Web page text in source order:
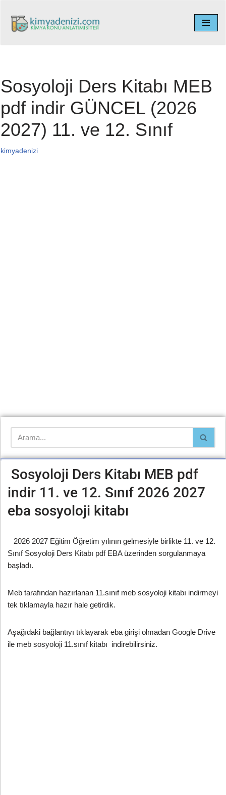
İçeriğe
Sosyoloji Ders Kitabı MEB
pdf indir GÜNCEL (2026
2027) 11. ve 12. Sınıf
kimyadenizi
Sosyoloji Ders Kitabı MEB pdf
indir 11. ve 12. Sınıf 2026 2027
eba sosyoloji kitabı
2026 2027 Eğitim Öğretim yılının gelmesiyle birlikte 11. ve 12.
Sınıf Sosyoloji Ders Kitabı pdf EBA üzerinden sorgulanmaya
başladı.
Meb tarafından hazırlanan 11.sınıf meb sosyoloji kitabı indirmeyi
tek tıklamayla hazır hale getirdik.
Aşağıdaki bağlantıyı tıklayarak eba girişi olmadan Google Drive
ile meb sosyoloji 11.sınıf kitabı indirebilirsiniz.